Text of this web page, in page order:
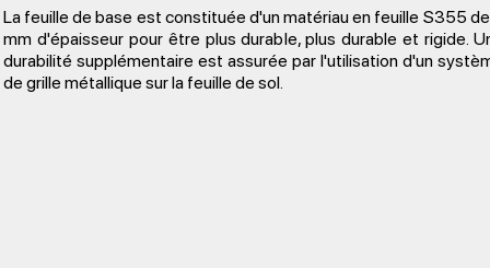
La feuille de base est constituée d'un matériau en feuille S355
mm d'épaisseur pour être plus durable, plus durable et rigide.
durabilité supplémentaire est assurée par l'utilisation d'un
de grille métallique sur la feuille de sol.